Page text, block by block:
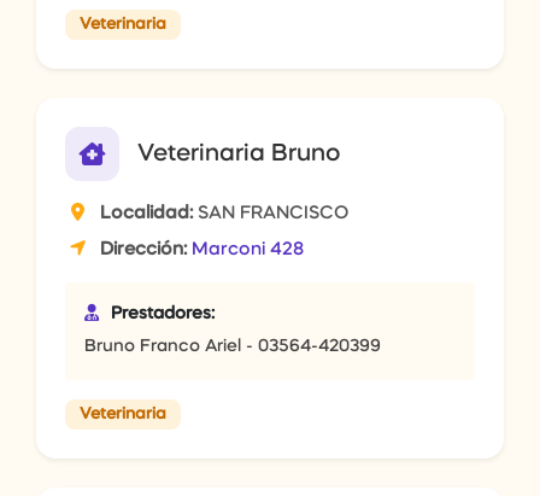
Veterinaria
Veterinaria Bruno
Localidad:SAN FRANCISCO
Dirección: Marconi 428
Prestadores:
Bruno Franco Ariel - 03564-420399
Veterinaria